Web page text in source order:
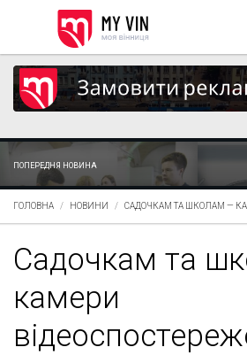
ПОПЕРЕДНЯ НОВИНА
ГОЛОВНА НОВИНИ САДОЧКАМ ТА ШКОЛАМ —
Садочкам та
камери